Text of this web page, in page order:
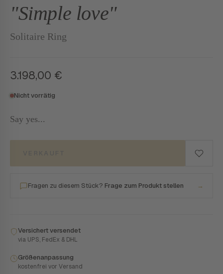
"Simple love"
Solitaire Ring
3.198,00 €
Nicht vorrätig
Say yes...
Fragen zu diesem Stück? Frage zum Produkt stellen →
Versichert versendet
via UPS, FedEx & DHL
Größenanpassung
kostenfrei vor Versand